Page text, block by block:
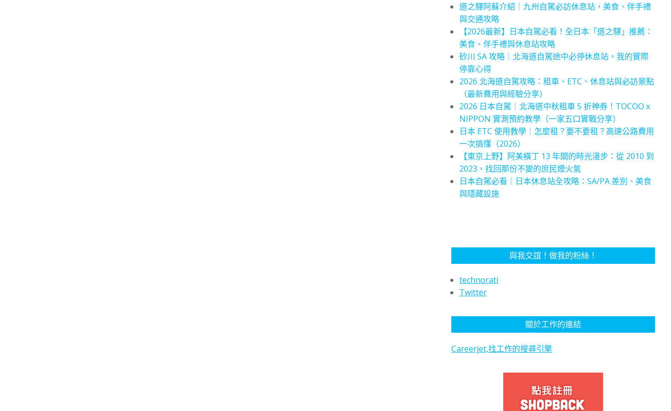
道之驛阿蘇介紹｜九州自駕必訪休息站，美食、伴手禮
與交通攻略
【2026最新】日本自駕必看！全日本「道之驛」推薦：
美食、伴手禮與休息站攻略
砂川 SA 攻略｜北海道自駕途中必停休息站，我的實際
停靠心得
2026 北海道自駕攻略：租車、ETC、休息站與必訪景點
（最新費用與經驗分享）
2026 日本自駕｜北海道中秋租車 5 折神券！TOCOO x
NIPPON 實測預約教學（一家五口實戰分享）
日本 ETC 使用教學｜怎麼租？要不要租？高速公路費用
一次搞懂（2026）
【東京上野】阿美橫丁 13 年間的時光漫步：從 2010 到
2023，找回那份不變的庶民煙火氣
日本自駕必看｜日本休息站全攻略：SA/PA 差別、美食
與隱藏設施
與我交誼！做我的粉絲！
technorati
Twitter
關於工作的連結
Careerjet,找工作的搜尋引擎